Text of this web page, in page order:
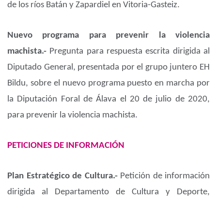
de los ríos Batán y Zapardiel en Vitoria-Gasteiz.
Nuevo programa para prevenir la violencia
machista.- Pregunta para respuesta escrita dirigida al
Diputado General, presentada por el grupo juntero EH
Bildu, sobre el nuevo programa puesto en marcha por
la Diputación Foral de Álava el 20 de julio de 2020,
para prevenir la violencia machista.
PETICIONES DE INFORMACIÓN
Plan Estratégico de Cultura.- Petición de información
dirigida al Departamento de Cultura y Deporte,